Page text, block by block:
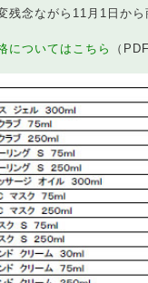
残念ながら11月1日か
についてはこちら （